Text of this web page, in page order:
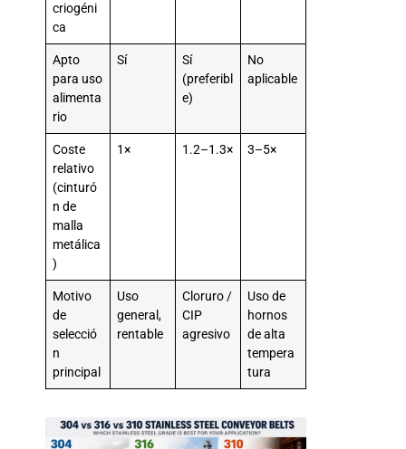
criogéni
ca
Apto
para uso
alimenta
rio
Sí
Sí
(preferibl
e)
No
aplicable
Coste
relativo
(cinturó
n de
malla
metálica
)
1× 1.2–1.3× 3–5×
Motivo
de
selecció
n
principal
Uso
general,
rentable
Cloruro /
CIP
agresivo
Uso de
hornos
de alta
tempera
tura